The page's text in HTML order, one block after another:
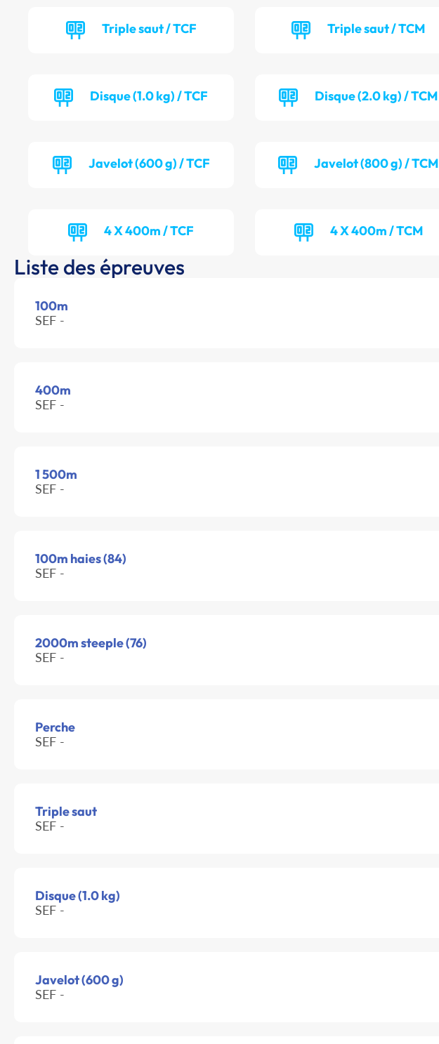
Triple saut / TCF Triple saut / TCM
Disque (1.0 kg) / TCF Disque (2.0 kg) / TCM
Javelot (600 g) / TCF Javelot (800 g) / TCM
4 X 400m / TCF 4 X 400m / TCM
Liste des épreuves
100m
SEF -
400m
SEF -
1 500m
SEF -
100m haies (84)
SEF -
2000m steeple (76)
SEF -
Perche
SEF -
Triple saut
SEF -
Disque (1.0 kg)
SEF -
Javelot (600 g)
SEF -